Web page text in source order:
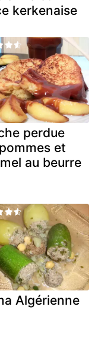
kerkenaise
perdue
et
au beurre
Algérienne